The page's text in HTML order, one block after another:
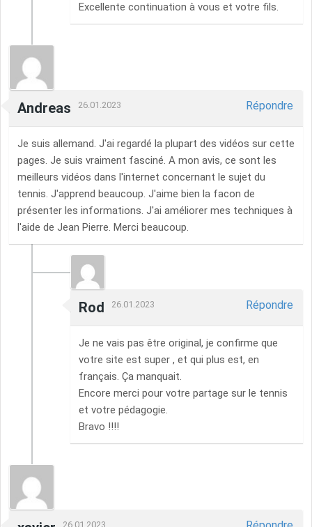
Excellente continuation à vous et votre fils.
Andreas 26.01.2023 Répondre
Je suis allemand. J'ai regardé la plupart des vidéos sur cette
pages. Je suis vraiment fasciné. A mon avis, ce sont les
meilleurs vidéos dans l'internet concernant le sujet du
tennis. J'apprend beaucoup. J'aime bien la facon de
présenter les informations. J'ai améliorer mes techniques à
l'aide de Jean Pierre. Merci beaucoup.
Rod 26.01.2023 Répondre
Je ne vais pas être original, je confirme que
votre site est super , et qui plus est, en
français. Ça manquait.
Encore merci pour votre partage sur le tennis
et votre pédagogie.
Bravo !!!!
26.01.2023